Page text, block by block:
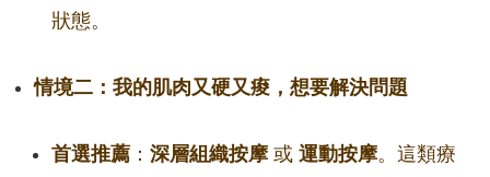
狀態。
情境二：我的肌肉又硬又痠，想要解決問題
首選推薦 ： 深層組織按摩或 運動按摩。這類療